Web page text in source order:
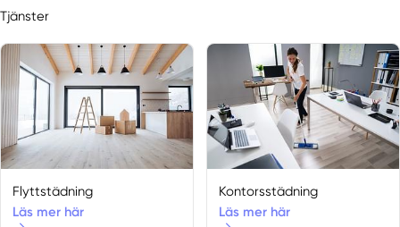
Tjänster
Flyttstädning
Läs mer här
Kontorsstädning
Läs mer här